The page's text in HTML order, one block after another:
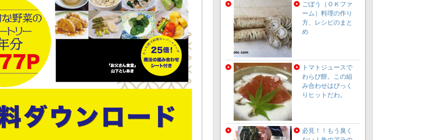
ごぼう（ＯＫファ
ーム）料理の作り
方、レシピのまと
め
トマトジュースで
わらび餅。この組
み合わせはびっく
りヒットだわ。
必見！！もう臭く